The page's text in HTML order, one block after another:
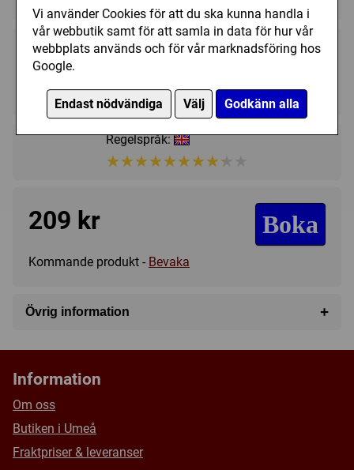
Vi använder Cookies för att du ska kunna handla i
vår webbutik samt för att samla in data för hur vår
webbplats används och för vår marknadsföring hos
Google.
Endast nödvändiga Välj Godkänn alla
? ? ?
Regelspråk:
★★★★★★★★★★
★★★★★★★★★★
209 kr Boka
Kommande produkt - Bevaka
Övrig information +
förflyttning,Variabla spelare
Tillverkare:
Länkar: BoardGameGeek
Försälj. rank:14152/18137
Information
Om oss
Butiken i Umeå
Fraktpriser & leveranser